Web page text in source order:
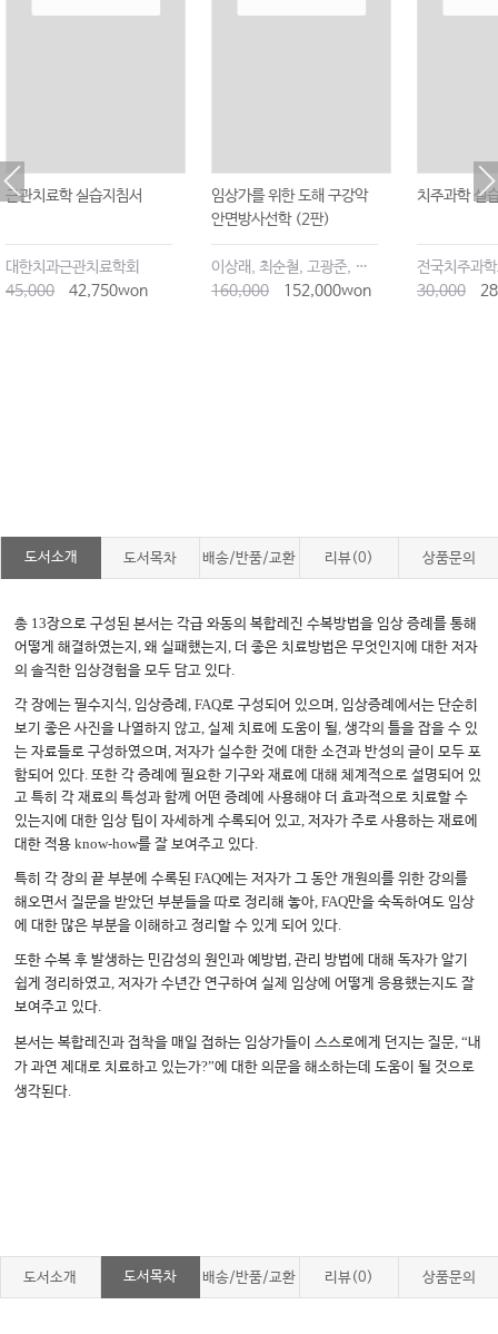
근관치료학 실습지침서
대한치과근관치료학회
45,000
42,750won
임상가를 위한 도해 구강악
안면방사선학 (2판)
이상래, 최순철, 고광준, 황의환, 최용석
160,000
152,000won
치주과학 실
전국치주과
30,000
도서소개 도서목차 배송/반품/교환 리뷰(0) 상품문의
총 13장으로 구성된 본서는 각급 와동의 복합레진 수복방법을 임상 증례를 통해
어떻게 해결하였는지,왜 실패했는지, 더 좋은 치료방법은 무엇인지에 대한 저자
의 솔직한 임상경험을 모두 담고 있다.
각 장에는 필수지식, 임상증례, FAQ로 구성되어 있으며, 임상증례에서는 단순히
보기 좋은 사진을 나열하지 않고,실제 치료에 도움이 될,생각의 틀을 잡을 수 있
는 자료들로 구성하였으며,저자가 실수한 것에 대한 소견과 반성의 글이 모두 포
함되어 있다.또한 각 증례에 필요한 기구와 재료에 대해 체계적으로 설명되어 있
고 특히 각 재료의 특성과 함께 어떤 증례에 사용해야 더 효과적으로 치료할 수
있는지에 대한 임상 팁이 자세하게 수록되어 있고,저자가 주로 사용하는 재료에
대한 적용know-how를 잘 보여주고 있다.
특히 각 장의 끝 부분에 수록된FAQ에는 저자가 그 동안 개원의를 위한 강의를
해오면서 질문을 받았던 부분들을 따로 정리해 놓아, FAQ만을 숙독하여도 임상
에 대한 많은 부분을 이해하고 정리할 수 있게 되어 있다.
또한 수복 후 발생하는 민감성의 원인과 예방법,관리 방법에 대해 독자가 알기
쉽게 정리하였고,저자가 수년간 연구하여 실제 임상에 어떻게 응용했는지도 잘
보여주고 있다.
본서는 복합레진과 접착을 매일 접하는 임상가들이 스스로에게 던지는 질문, “내
가 과연 제대로 치료하고 있는가?”에 대한 의문을 해소하는데 도움이 될 것으로
생각된다.
도서소개 도서목차 배송/반품/교환 리뷰(0) 상품문의